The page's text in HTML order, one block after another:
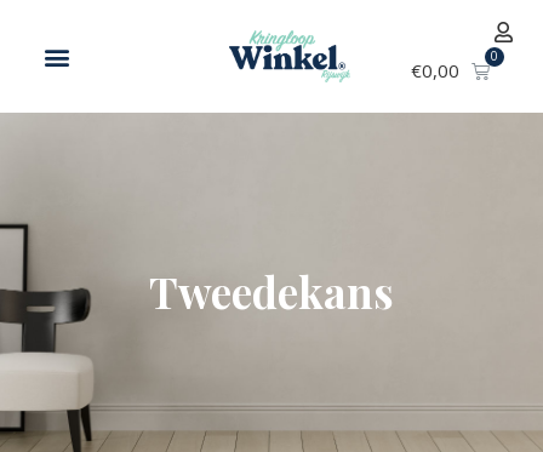
€0,00
Tweedekans